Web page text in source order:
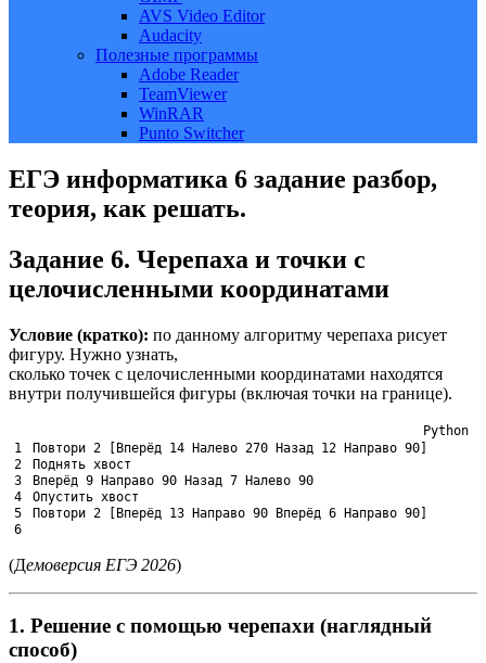
AVS Video Editor
Audacity
Полезные программы
Adobe Reader
TeamViewer
WinRAR
Punto Switcher
ЕГЭ информатика 6 задание разбор,
теория, как решать.
Задание 6. Черепаха и точки с
целочисленными координатами
Условие (кратко): по данному алгоритму черепаха рисует
фигуру. Нужно узнать,
сколько точек с целочисленными координатами находятся
внутри получившейся фигуры (включая точки на границе).
Python
1
2
3
4
5
6
Повтори 2 [Вперёд 14 Налево 270 Назад 12 Направо 90]
Поднять хвост
Вперёд 9 Направо 90 Назад 7 Налево 90
Опустить хвост
Повтори 2 [Вперёд 13 Направо 90 Вперёд 6 Направо 90]
(Демоверсия ЕГЭ 2026)
1. Решение с помощью черепахи (наглядный
способ)